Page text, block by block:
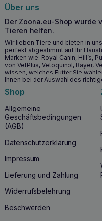
deren empfindlicher
Ernährung erfordert,
Unterstützung für gesunde
Warum sollten Sie
Lamm für große
CALIBRA Dog Life Adult
ausgezeichnete Wahl für
Hochwertiges
eine hervorragende
Zusätzliche
Gesundheit der Gelenke,
Schidigera-Extrakt eine
Über uns
Der Zoona.eu-Shop wurde
Tieren helfen.
Wir lieben Tiere und bieten in
perfekt abgestimmt auf Ihr
Marken wie: Royal Canin, Hill’s,
von VetPlus, Vetoquinol, Bayer,
wissen, welches Futter Sie
Ihnen bei der Auswahl des
Shop
Allgemeine
Geschäftsbedingungen
(AGB)
Datenschutzerklärung
Impressum
Lieferung und Zahlung
Widerrufsbelehrung
Beschwerden